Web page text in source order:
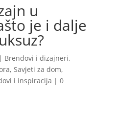
u
je i dalje
Brendovi i dizajneri,
, Savjeti za dom,
i inspiracija | 0